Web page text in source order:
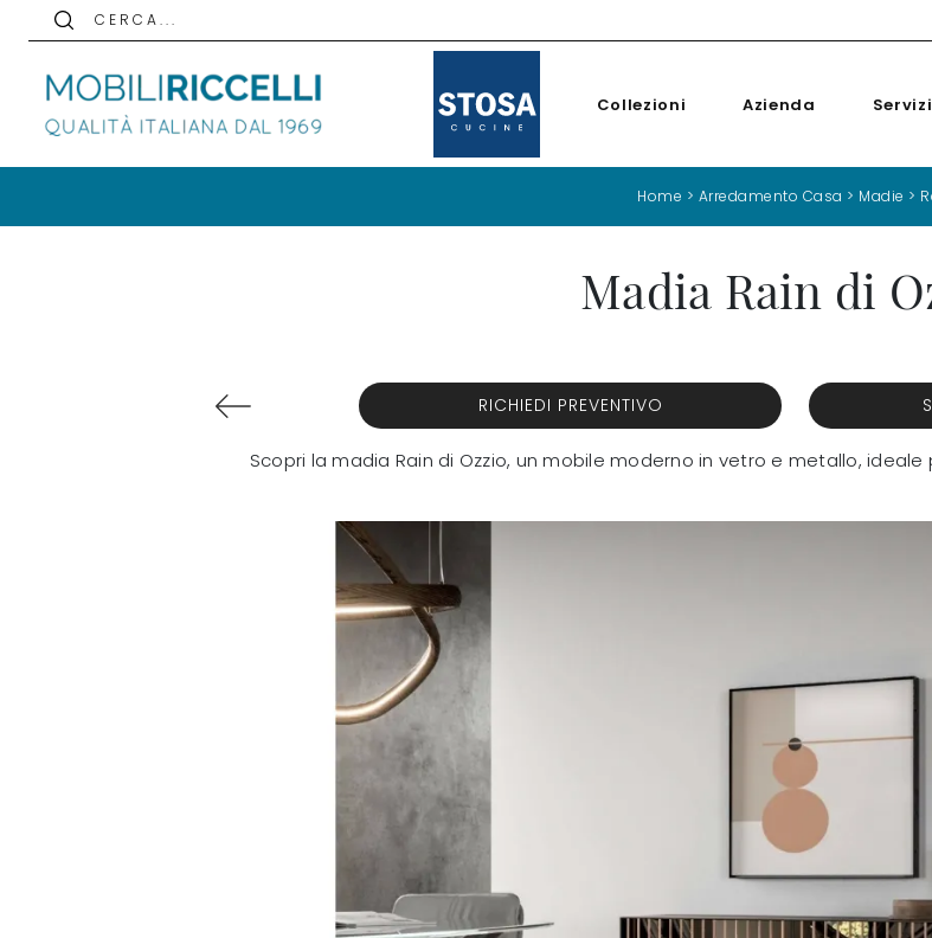
C E R C A . . .
Collezioni Azienda Servizi
Home > Arredamento Casa > Madie >
Madia Rain di
RICHIEDI PREVENTIVO
Scopri la madia Rain di Ozzio, un mobile moderno in vetro e metallo,